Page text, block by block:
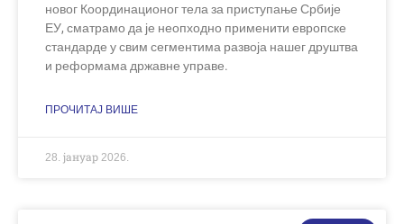
новог Координационог тела за приступање Србије
ЕУ, сматрамо да је неопходно применити европске
стандарде у свим сегментима развоја нашег друштва
и реформама државне управе.
ПРОЧИТАЈ ВИШЕ
28. јануар 2026.